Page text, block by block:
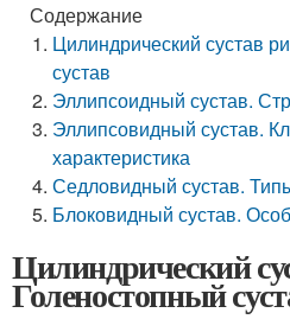
Содержание
Цилиндрический сустав
сустав
Эллипсоидный сустав.
Эллипсовидный сустав.
характеристика
Седловидный сустав.
Блоковидный сустав.
Цилиндрический
Голеностопный